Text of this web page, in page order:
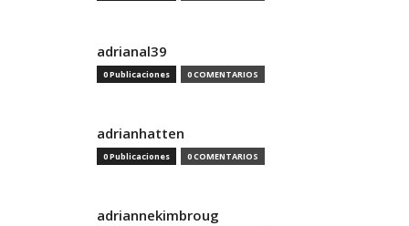
adrianal39
0 Publicaciones 0 COMENTARIOS
adrianhatten
0 Publicaciones 0 COMENTARIOS
adriannekimbroug